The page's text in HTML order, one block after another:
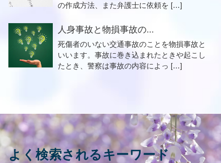
の作成方法、また弁護士に依頼を […]
人身事故と物損事故の...
死傷者のいない交通事故のことを物損事故と
いいます。事故に巻き込まれたときや起こし
たとき、警察は事故の内容によっ […]
よく検索されるキーワード